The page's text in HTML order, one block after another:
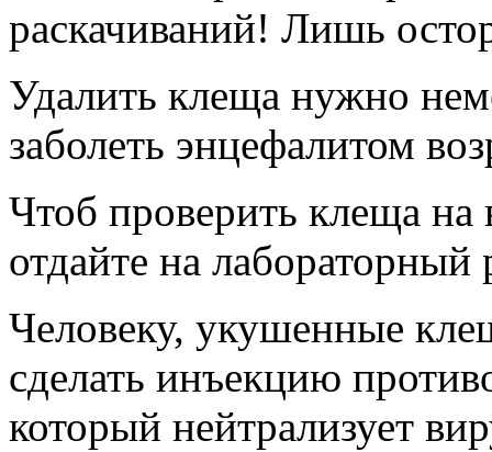
раскачиваний! Лишь
Удалить клеща нужно
заболеть энцефалитом
Чтоб проверить клеща на
отдайте на
Человеку, укушенные
сделать инъекцию
который нейтрализует